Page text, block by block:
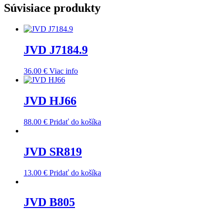
Súvisiace produkty
JVD J7184.9
36.00 € Viac info
JVD HJ66
88.00 € Pridať do košíka
JVD SR819
13.00 € Pridať do košíka
JVD B805